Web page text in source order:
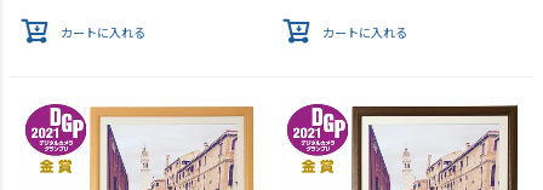
カートに入れる カートに入れる